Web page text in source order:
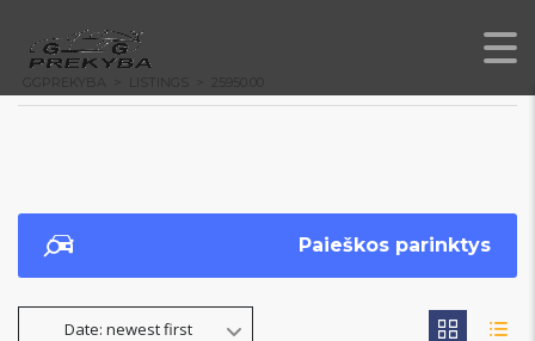
GGPREKYBA LISTINGS
Paieškos parinktys
Date: newest first